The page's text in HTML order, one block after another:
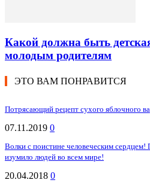
Какой должна быть
молодым родителям
ЭТО ВАМ ПОНРАВИТСЯ
Потрясающий рецепт сухого яблочного
07.11.2019 0
Волки с поистине человеческим
изумило людей во всем мире!
20.04.2018 0